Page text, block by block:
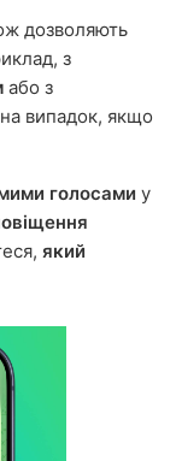
дозволяють
з
або з
на випадок, якщо
голосами у
який